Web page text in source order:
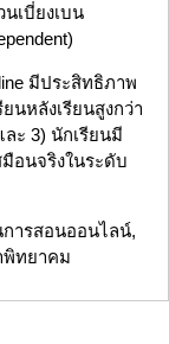
เบี่ยงเบน
มีประสิทธิภาพ
นหลังเรียนสูงกว่า
ะ 3) นักเรียนมี
อนจริงในระดับ
การสอนออนไลน์,
พิทยาคม